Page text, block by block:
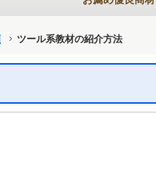
ツール系教材の紹介方法